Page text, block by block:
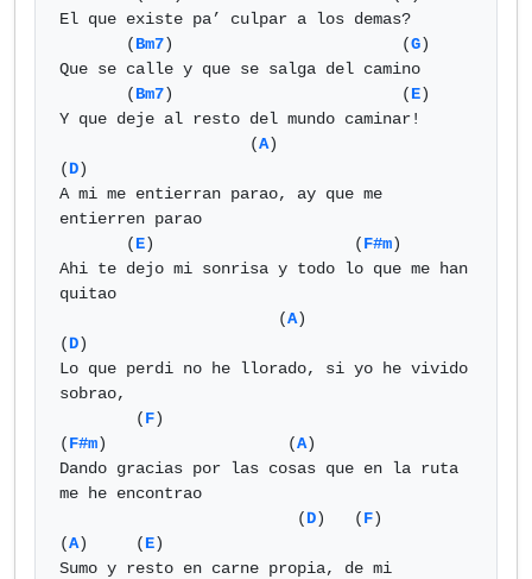
El que existe pa’ culpar a los demas?
       (
Bm7)                        (G)
Que se calle y que se salga del camino
       (
Bm7)                        (E)
Y que deje al resto del mundo caminar!
                    (
A)
(D)
A mi me entierran parao, ay que me
entierren parao
       (
E)                     (F#m)
Ahi te dejo mi sonrisa y todo lo que me han
quitao
                       (
A)
(D)
Lo que perdi no he llorado, si yo he vivido
sobrao,
        (
F)
(F#m)                   (A)
Dando gracias por las cosas que en la ruta
me he encontrao
                         (
D)   (F)
(A)     (E)
Sumo y resto en carne propia, de mi